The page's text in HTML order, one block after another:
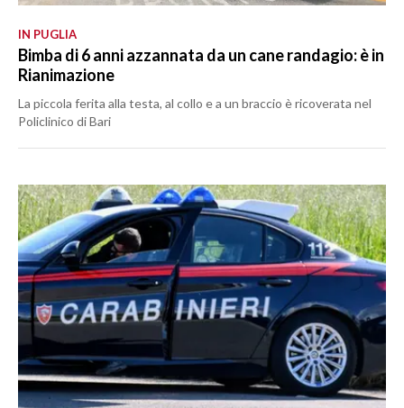
IN PUGLIA
Bimba di 6 anni azzannata da un cane randagio: è in
Rianimazione
La piccola ferita alla testa, al collo e a un braccio è ricoverata nel
Policlinico di Bari